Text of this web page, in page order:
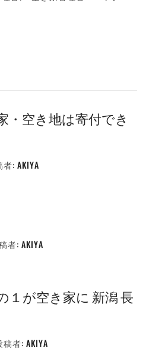
・空き地は寄付でき
者: AKIYA
者: AKIYA
１が空き家に 新潟 長
稿者: AKIYA